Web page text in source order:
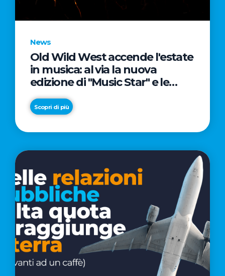
News
Old Wild West accende l'estate
in musica: al via la nuova
edizione di "Music Star" e le
prestigiose partnership con
Radio Italia e Live Nation
Scopri di più